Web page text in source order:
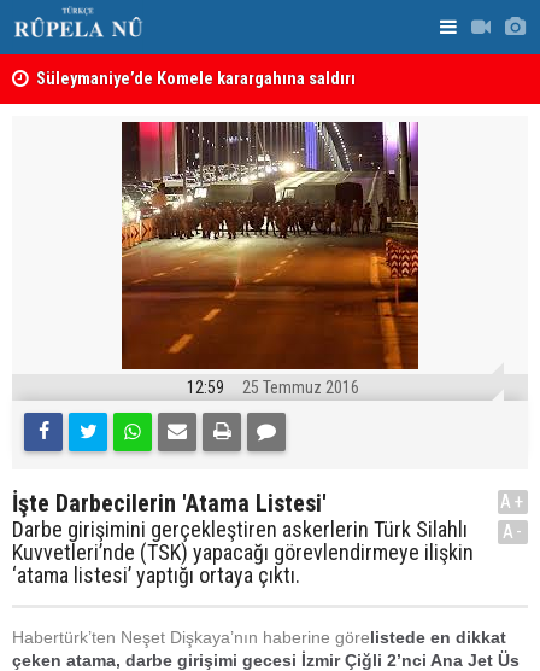
Süleymaniye’de Komele karargahına saldırı
12:59 25 Temmuz 2016
İşte Darbecilerin 'Atama Listesi'
Darbe girişimini gerçekleştiren askerlerin Türk Silahlı
Kuvvetleri’nde (TSK) yapacağı görevlendirmeye ilişkin
‘atama listesi’ yaptığı ortaya çıktı.
A+
A-
Habertürk’ten Neşet Dişkaya’nın haberine görelistede en dikkat
çeken atama, darbe girişimi gecesi İzmir Çiğli 2’nci Ana Jet Üs